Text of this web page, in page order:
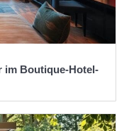
im Boutique-Hotel-